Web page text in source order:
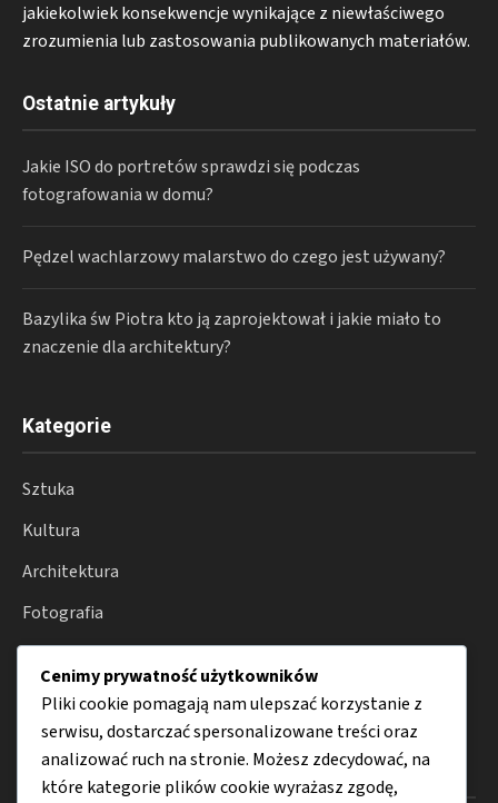
jakiekolwiek konsekwencje wynikające z niewłaściwego
zrozumienia lub zastosowania publikowanych materiałów.
Ostatnie artykuły
Jakie ISO do portretów sprawdzi się podczas
fotografowania w domu?
Pędzel wachlarzowy malarstwo do czego jest używany?
Bazylika św Piotra kto ją zaprojektował i jakie miało to
znaczenie dla architektury?
Kategorie
Sztuka
Kultura
Architektura
Fotografia
Moda
Porady
Menu
Cenimy prywatność użytkowników
Pliki cookie pomagają nam ulepszać korzystanie z
serwisu, dostarczać spersonalizowane treści oraz
analizować ruch na stronie. Możesz zdecydować, na
które kategorie plików cookie wyrażasz zgodę,